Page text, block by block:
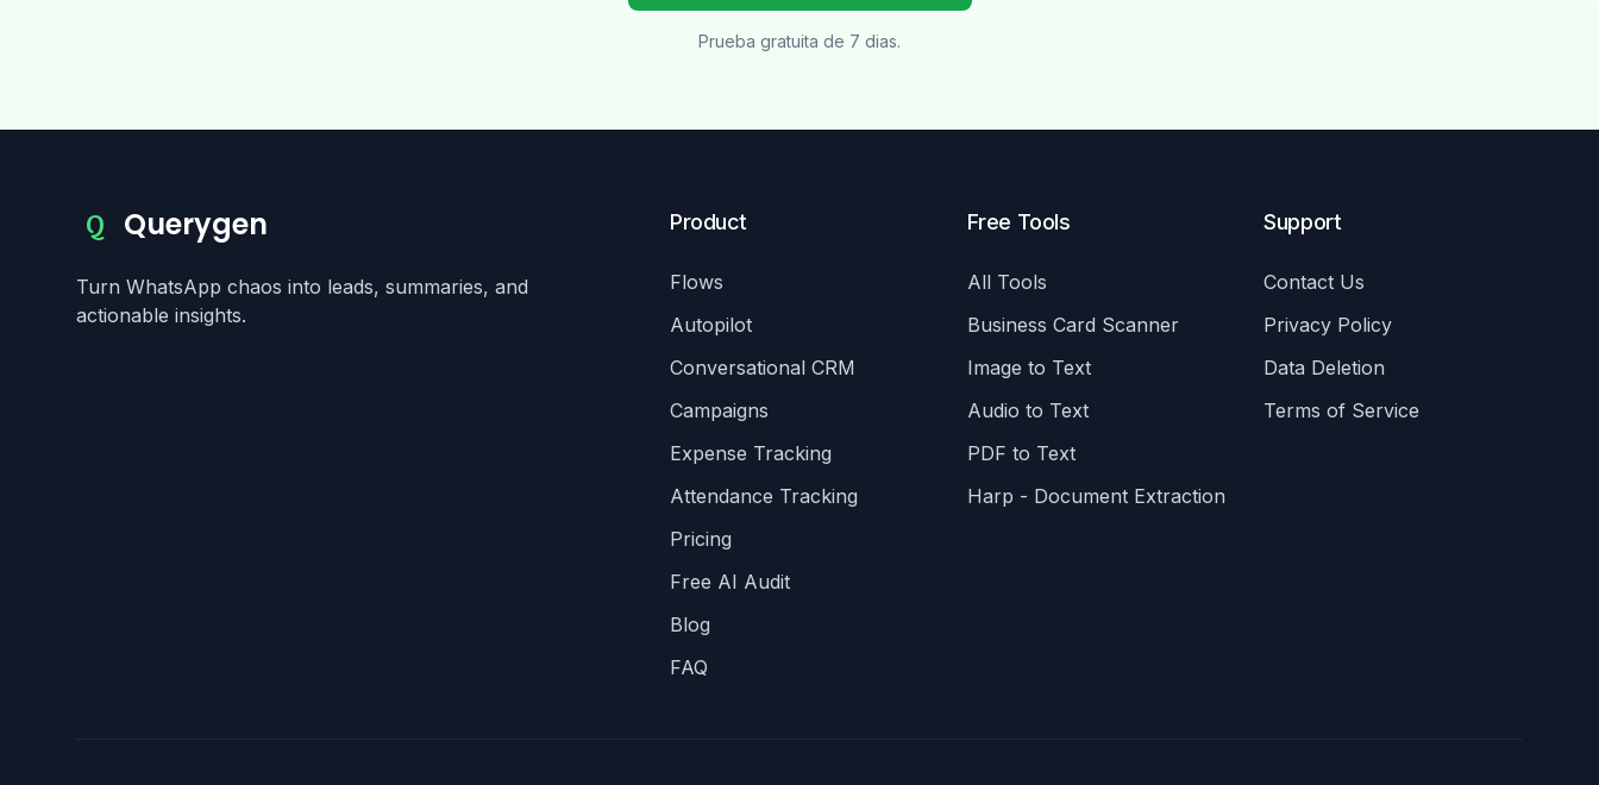
Prueba gratuita de 7 dias.
Q Querygen
Turn WhatsApp chaos into leads, summaries, and
actionable insights.
Product
Flows
Autopilot
Conversational CRM
Campaigns
Expense Tracking
Attendance Tracking
Pricing
Free AI Audit
Blog
FAQ
Free Tools
All Tools
Business Card Scanner
Image to Text
Audio to Text
PDF to Text
Harp - Document Extraction
Support
Contact Us
Privacy Policy
Data Deletion
Terms of Service